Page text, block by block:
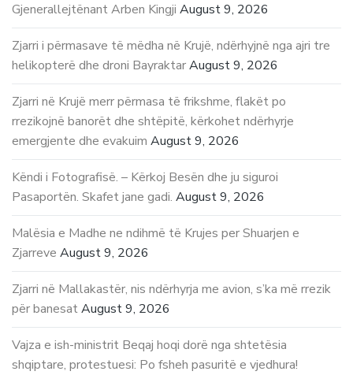
Gjenerallejtënant Arben Kingji August 9, 2026
Zjarri i përmasave të mëdha në Krujë, ndërhyjnë nga ajri tre
helikopterë dhe droni BayraktarAugust 9, 2026
Zjarri në Krujë merr përmasa të frikshme, flakët po
rrezikojnë banorët dhe shtëpitë, kërkohet ndërhyrje
emergjente dhe evakuim August 9, 2026
Këndi i Fotografisë. – Kërkoj Besën dhe ju siguroi
Pasaportën. Skafet jane gadi. August 9, 2026
Malësia e Madhe ne ndihmë të Krujes per Shuarjen e
Zjarreve August 9, 2026
Zjarri në Mallakastër, nis ndërhyrja me avion, s’ka më rrezik
për banesatAugust 9, 2026
Vajza e ish-ministrit Beqaj hoqi dorë nga shtetësia
shqiptare, protestuesi: Po fsheh pasuritë e vjedhura!